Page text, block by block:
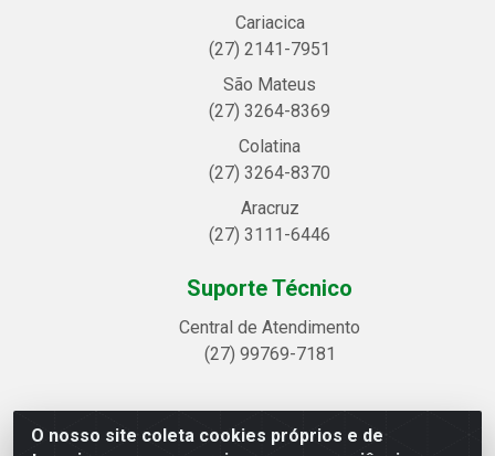
O nosso site coleta cookies próprios e de
Cariacica
(27) 2141-7951
São Mateus
(27) 3264-8369
Colatina
(27) 3264-8370
Aracruz
(27) 3111-6446
Suporte Técnico
Central de Atendimento
(27) 99769-7181
Linhavix Distribuidora LTDA - Avenida Alegre, 2521 -